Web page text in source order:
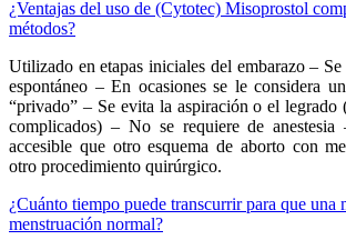
¿Ventajas del uso de (Cytotec) Misoprostol
métodos?
Utilizado en etapas iniciales del embarazo –
espontáneo – En ocasiones se le considera
“privado” – Se evita la aspiración o el legrado
complicados) – No se requiere de
accesible que otro esquema de aborto con
otro procedimiento quirúrgico.
¿Cuánto tiempo puede transcurrir para que una
menstruación normal?